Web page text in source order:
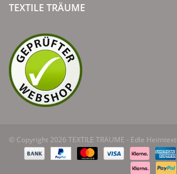
TEXTILE TRÄUME
© Copyright 2026 TEXTILE TRÄUME - Edle